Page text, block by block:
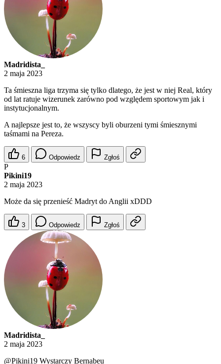
Madridista_
2 maja 2023
Ta śmieszna liga trzyma się tylko dlatego, że jest w niej Real, który
od lat ratuje wizerunek zarówno pod względem sportowym jak i
instytucjonalnym.
A najlepsze jest to, że wszyscy byli oburzeni tymi śmiesznymi
taśmami na Pereza.
6 Odpowiedz Zgłoś
P
Pikini19
2 maja 2023
Może da się przenieść Madryt do Anglii xDDD
3 Odpowiedz Zgłoś
Madridista_
2 maja 2023
@Pikini19 Wystarczy Bernabeu